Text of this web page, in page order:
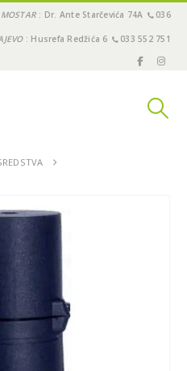
MOSTAR : Dr. Ante Starčevića 74A 036
: Husrefa Redžića 6 033 552 751